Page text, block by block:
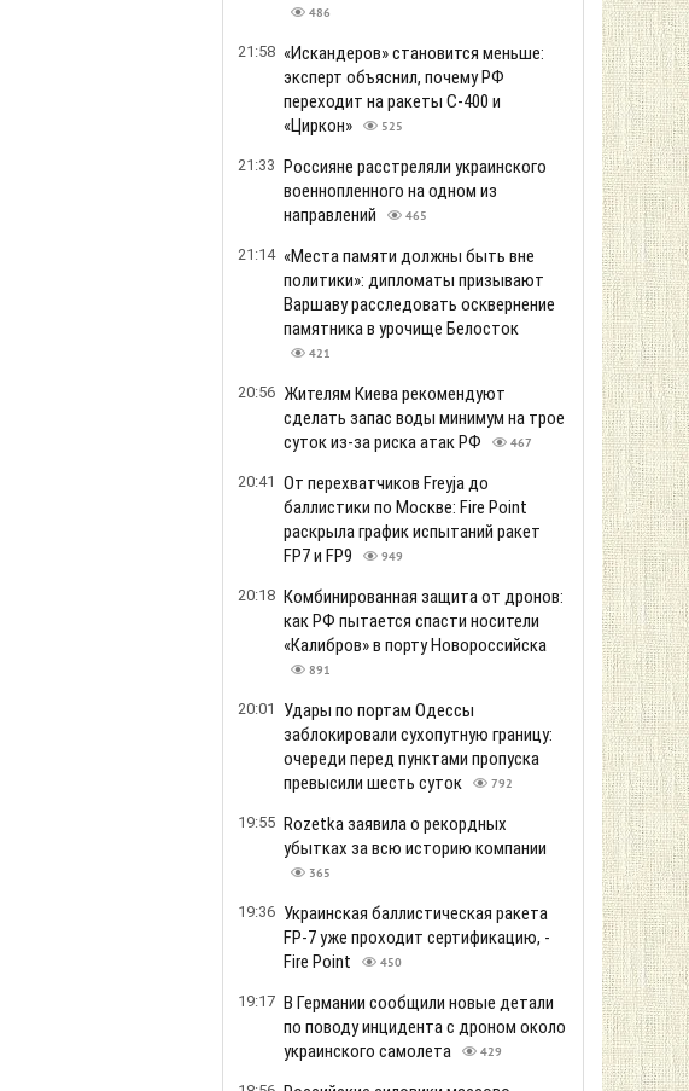
486
21:58 «Искандеров» становится меньше:
эксперт объяснил, почему РФ
переходит на ракеты С-400 и
«Циркон»
525
21:33 Россияне расстреляли украинского
военнопленного на одном из
направлений
465
21:14 «Места памяти должны быть вне
политики»: дипломаты призывают
Варшаву расследовать осквернение
памятника в урочище Белосток
421
20:56 Жителям Киева рекомендуют
сделать запас воды минимум на трое
суток из-за риска атак РФ
467
20:41 От перехватчиков Freyja до
баллистики по Москве: Fire Point
раскрыла график испытаний ракет
FP7 и FP9
949
20:18 Комбинированная защита от дронов:
как РФ пытается спасти носители
«Калибров» в порту Новороссийска
891
20:01
Удары по портам Одессы
заблокировали сухопутную границу:
очереди перед пунктами пропуска
превысили шесть суток
792
19:55 Rozetka заявила о рекордных
убытках за всю историю компании
365
19:36 Украинская баллистическая ракета
FP-7 уже проходит сертификацию, -
Fire Point
450
19:17 В Германии сообщили новые детали
по поводу инцидента с дроном около
украинского самолета
429